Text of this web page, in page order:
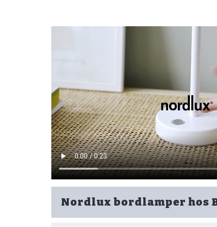
Nordlux bordlamper hos